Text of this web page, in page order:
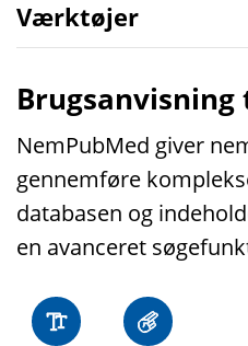
Værktøjer
Brugsanvisning
NemPubMed giver
gennemføre
databasen og
en avanceret